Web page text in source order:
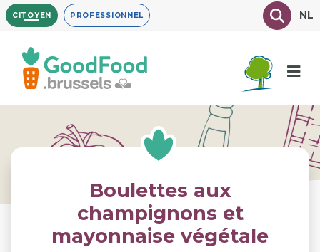
Aller
au
contenu
principal
CITOYEN PROFESSIONNEL TexteNL
Boulettes aux
champignons et
mayonnaise végétale